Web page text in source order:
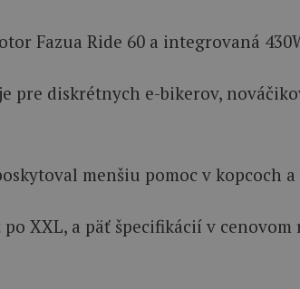
Fazua Ride 60 a integrovaná
pre diskrétnych e-bikerov,
menšiu pomoc v kopcoch
XXL, a päť špecifikácií v cenovom